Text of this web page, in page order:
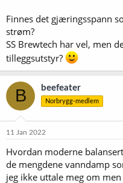
Finnes det gjæringsspann
strøm?
SS Brewtech har vel, men
tilleggsutstyr?
B beefeater
Norbrygg-medlem
11 Jan 2022
Hvordan moderne
de mengdene vanndamp
jeg ikke uttale meg om